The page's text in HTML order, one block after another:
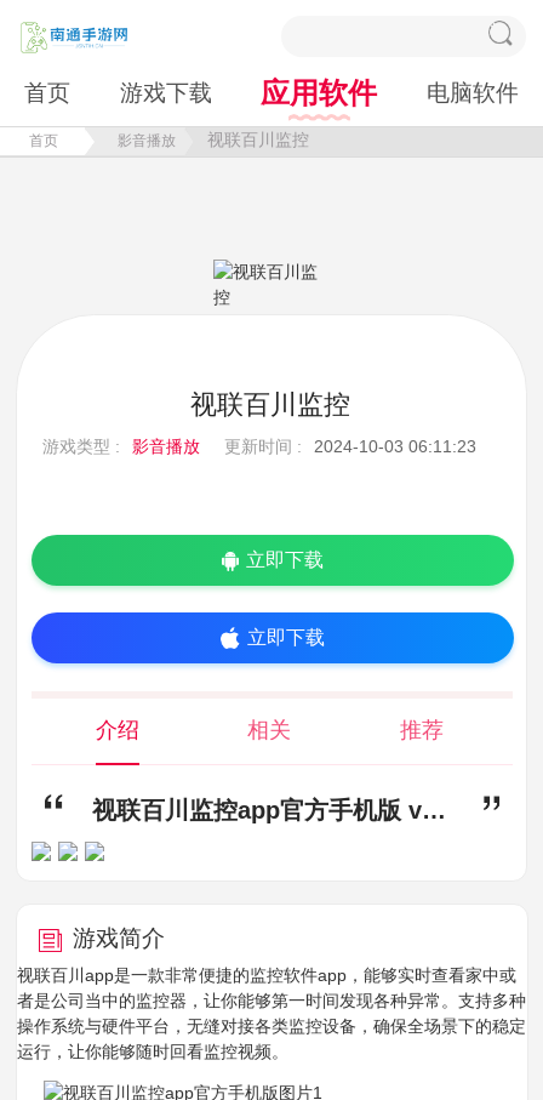
首页 游戏下载 应用软件 电脑软件
首页 影音播放 视联百川监控
视联百川监控
游戏类型 : 影音播放 更新时间 : 2024-10-03 06:11:23
立即下载
立即下载
介绍 相关 推荐
视联百川监控app官方手机版 v1.1.0,视联百川app下载,视联百川监控app官方手机版
游戏简介
视联百川app是一款非常便捷的监控软件app，能够实时查看家中或
者是公司当中的监控器，让你能够第一时间发现各种异常。支持多种
操作系统与硬件平台，无缝对接各类监控设备，确保全场景下的稳定
运行，让你能够随时回看监控视频。